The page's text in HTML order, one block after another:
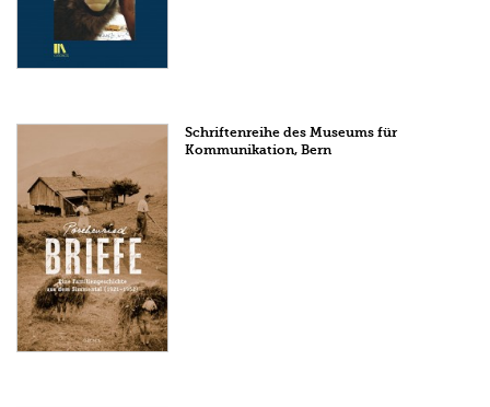
Schriftenreihe des Museums für
Kommunikation, Bern